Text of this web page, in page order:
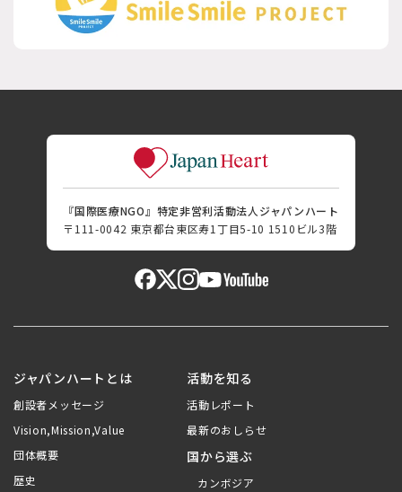
『国際医療NGO』特定非営利活動法人ジャパンハート
〒111-0042 東京都台東区寿1丁目5-10 1510ビル3階
ジャパンハートとは
創設者メッセージ
Vision,Mission,Value
団体概要
歴史
活動を知る
活動レポート
最新のおしらせ
国から選ぶ
カンボジア